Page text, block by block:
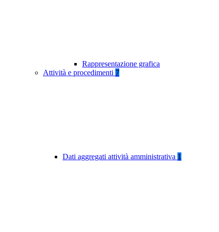
Rappresentazione grafica
Attività e procedimenti 7
Dati aggregati attività amministrativa 1